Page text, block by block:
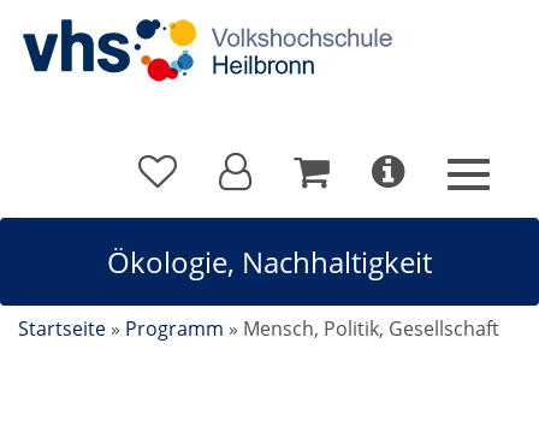
Ökologie, Nachhaltigkeit
Startseite » Programm » Mensch, Politik, Gesellschaft